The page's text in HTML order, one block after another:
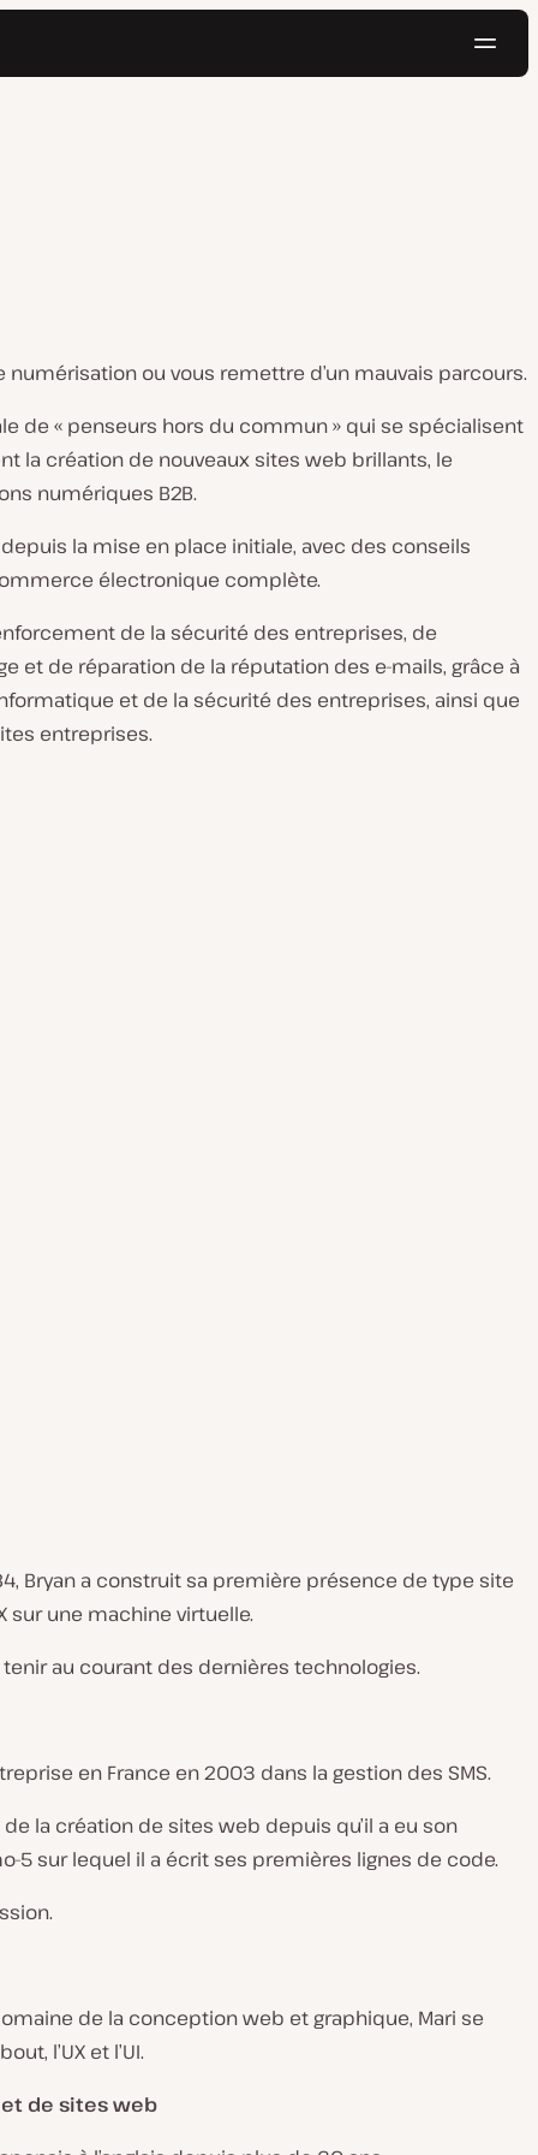
ou vous remettre d’un mauvais parcours.
de « penseurs hors du commun » qui se spécialisent
la création de nouveaux sites web brillants, le
numériques B2B.
la mise en place initiale, avec des conseils
électronique complète.
de la sécurité des entreprises, de
et de réparation de la réputation des e-mails, grâce à
et de la sécurité des entreprises, ainsi que
entreprises.
Bryan a construit sa première présence de type site
sur une machine virtuelle.
au courant des dernières technologies.
en France en 2003 dans la gestion des SMS.
la création de sites web depuis qu’il a eu son
5 sur lequel il a écrit ses premières lignes de code.
de la conception web et graphique, Mari se
l’UX et l’UI.
de sites web